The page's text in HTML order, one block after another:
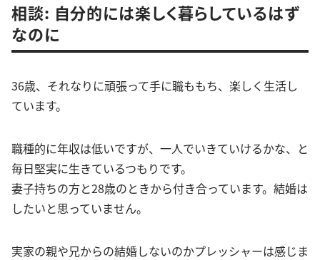
相談: 自分的には楽しく暮らしているはず
なのに
36歳、それなりに頑張って手に職ももち、楽しく生活し
ています。
職種的に年収は低いですが、一人でいきていけるかな、と
毎日堅実に生きているつもりです。
妻子持ちの方と28歳のときから付き合っています。結婚は
したいと思っていません。
実家の親や兄からの結婚しないのかプレッシャーは感じま